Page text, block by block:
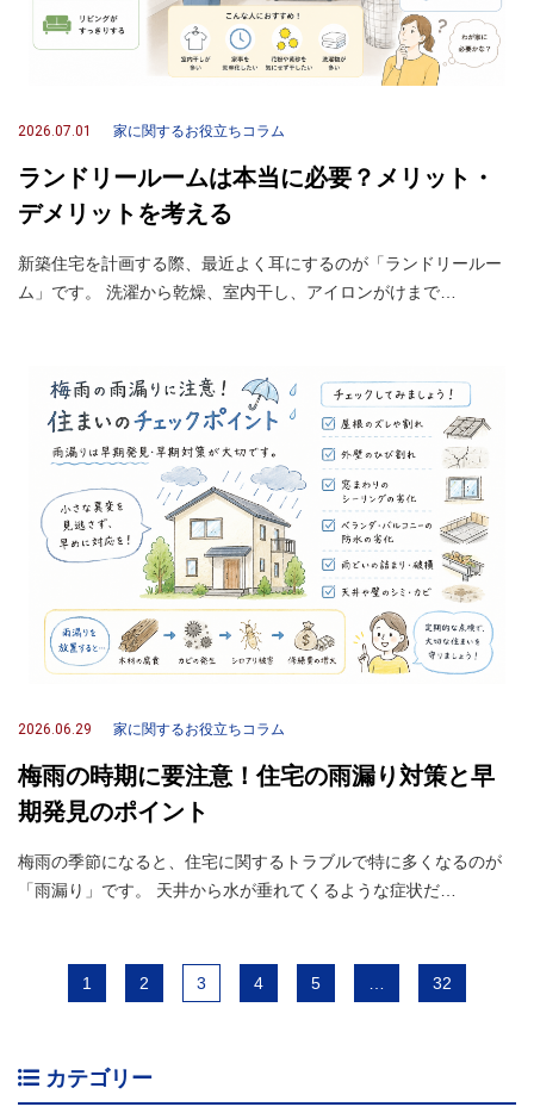
2026.07.01 家に関するお役立ちコラム
ランドリールームは本当に必要？メリット・
デメリットを考える
新築住宅を計画する際、最近よく耳にするのが「ランドリールー
ム」です。 洗濯から乾燥、室内干し、アイロンがけまで…
2026.06.29 家に関するお役立ちコラム
梅雨の時期に要注意！住宅の雨漏り対策と早
期発見のポイント
梅雨の季節になると、住宅に関するトラブルで特に多くなるのが
「雨漏り」です。 天井から水が垂れてくるような症状だ…
1 2 3 4 5 32
カテゴリー